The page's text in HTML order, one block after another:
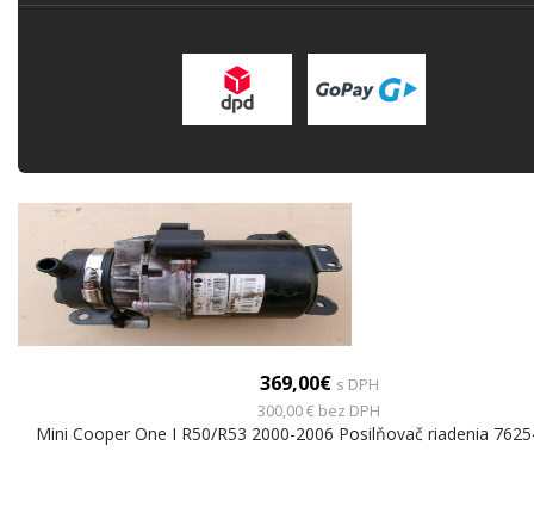
369,00€ s DPH
300,00 € bez DPH
Mini Cooper One I R50/R53 2000-2006 Posilňovač riadenia